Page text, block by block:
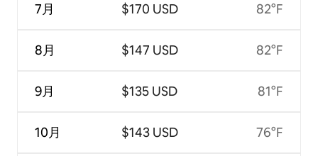
7月
8月
9月
10月
$170 USD
$147 USD
$135 USD
$143 USD
82°F
82°F
81°F
76°F